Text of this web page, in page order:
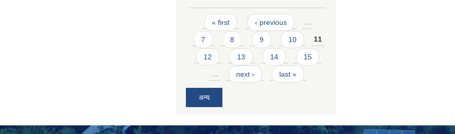
Pages
« first ‹ previous …
7 8 9 10 11
12 13 14 15
… next › last »
अन्य